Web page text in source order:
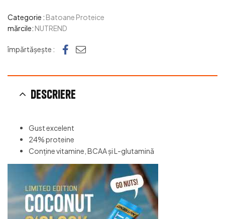
Categorie : Batoane Proteice
mărcile: NUTREND
împărtășește : Facebook
e-mail
Descriere
Gust excelent
24% proteine
Conține vitamine, BCAA și L-glutamină